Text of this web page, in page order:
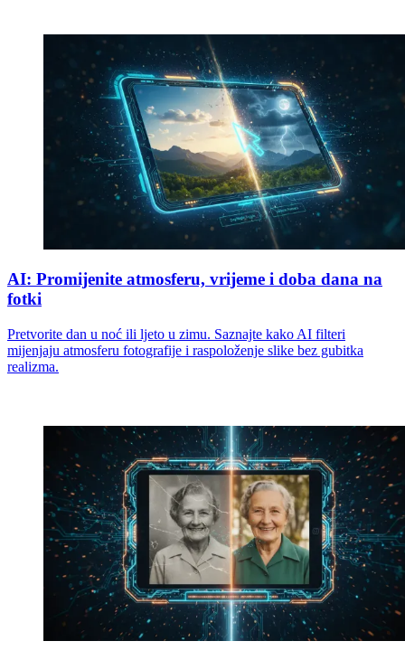
AI: Promijenite atmosferu, vrijeme i doba dana na
fotki
Pretvorite dan u noć ili ljeto u zimu. Saznajte kako AI filteri
mijenjaju atmosferu fotografije i raspoloženje slike bez gubitka
realizma.